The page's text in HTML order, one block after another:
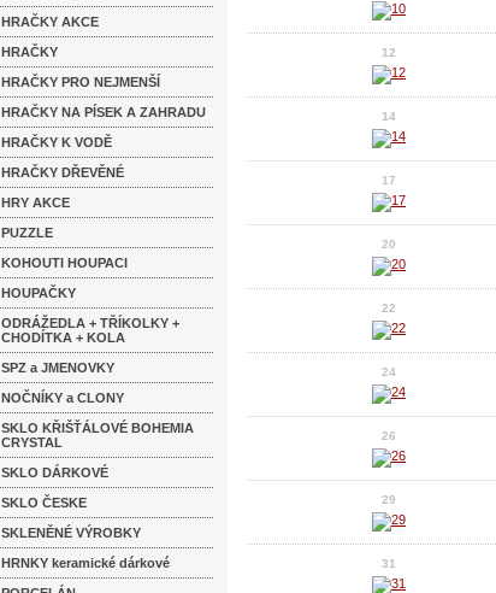
HRAČKY AKCE
HRAČKY
HRAČKY PRO NEJMENŠÍ
HRAČKY NA PÍSEK A ZAHRADU
HRAČKY K VODĚ
HRAČKY DŘEVĚNÉ
HRY AKCE
PUZZLE
KOHOUTI HOUPACI
HOUPAČKY
ODRÁŽEDLA + TŘÍKOLKY +
CHODÍTKA + KOLA
SPZ a JMENOVKY
NOČNÍKY a CLONY
SKLO KŘIŠŤÁLOVÉ BOHEMIA
CRYSTAL
SKLO DÁRKOVÉ
SKLO ČESKE
SKLENĚNÉ VÝROBKY
HRNKY keramické dárkové
12
14
17
20
22
24
26
29
31